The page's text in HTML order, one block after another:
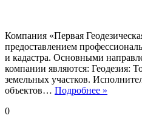
Компания «Первая
предоставлением
и кадастра. Основными
компании являются: Геодезия:
земельных участков.
объектов… Подробнее »
0